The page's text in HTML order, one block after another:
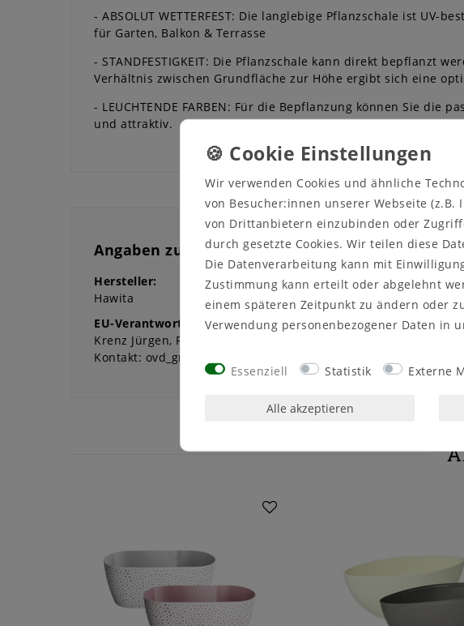
- ABSOLUT WETTERFEST: Die langlebige Pflanzschale ist
für Garten, Balkon & Terrasse
- STANDFESTIGKEIT: Die Pflanzschale kann direkt bepflanzt
Verhältnis zwischen Grundfläche zur Höhe ergibt sich eine
- LEUCHTENDE FARBEN: Für die Bepflanzung können Sie
und attraktiv.
Angaben zur Produktsicherheit
Hersteller:
Hawita
EU-Verantwortliche Person:
Krenz Jürgen Fortschrittstraße
Kontakt: ovd_gmbh@me.com
Wir verwenden Cookies und ähnliche
von Besucher:innen unserer Webseite
von Drittanbietern einzubinden oder
durch gesetzte Cookies. Wir teilen diese
Die Datenverarbeitung kann mit
Zustimmung kann erteilt oder abgelehnt
einem späteren Zeitpunkt zu ändern oder
Verwendung personenbezogener Daten in
Essenziell Statistik Externe
Alle akzeptieren